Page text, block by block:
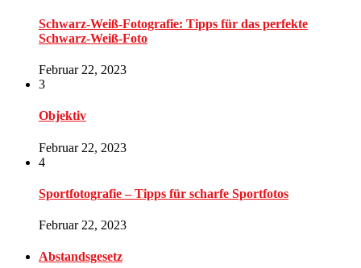
Schwarz-Weiß-Fotografie: Tipps für das perfekte
Schwarz-Weiß-Foto
Februar 22, 2023
3
Objektiv
Februar 22, 2023
4
Sportfotografie – Tipps für scharfe Sportfotos
Februar 22, 2023
Abstandsgesetz